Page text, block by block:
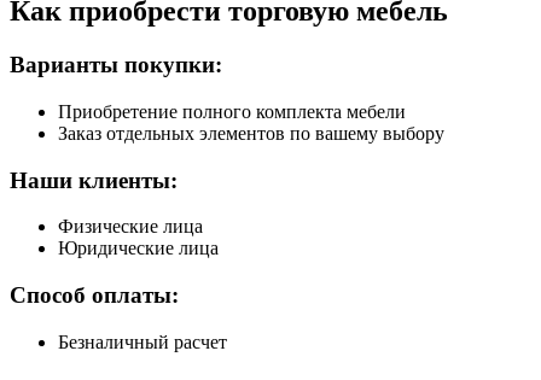
Как приобрести торговую мебель
Варианты покупки:
Приобретение полного комплекта мебели
Заказ отдельных элементов по вашему выбору
Наши клиенты:
Физические лица
Юридические лица
Способ оплаты:
Безналичный расчет